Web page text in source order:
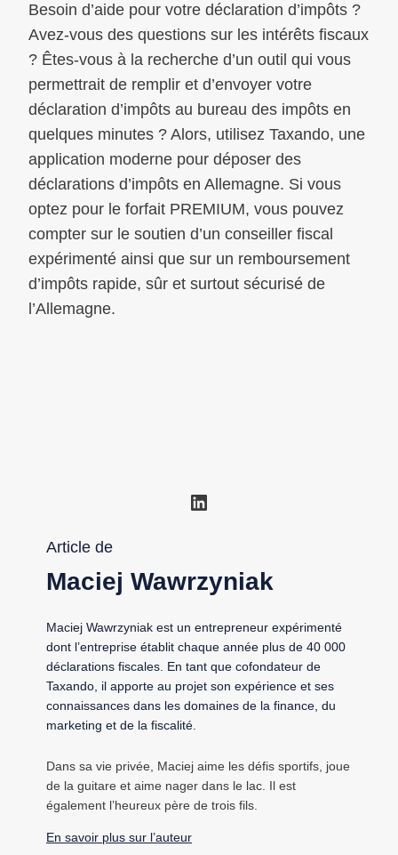
Besoin d’aide pour votre déclaration d’impôts ?
Avez-vous des questions sur les intérêts fiscaux
? Êtes-vous à la recherche d’un outil qui vous
permettrait de remplir et d’envoyer votre
déclaration d’impôts au bureau des impôts en
quelques minutes ? Alors, utilisez Taxando, une
application moderne pour déposer des
déclarations d’impôts en Allemagne. Si vous
optez pour le forfait PREMIUM, vous pouvez
compter sur le soutien d’un conseiller fiscal
expérimenté ainsi que sur un remboursement
d’impôts rapide, sûr et surtout sécurisé de
l’Allemagne.
LinkedIn
Article de
Maciej Wawrzyniak
Maciej Wawrzyniak est un entrepreneur expérimenté
dont l’entreprise établit chaque année plus de 40 000
déclarations fiscales. En tant que cofondateur de
Taxando, il apporte au projet son expérience et ses
connaissances dans les domaines de la finance, du
marketing et de la fiscalité.
Dans sa vie privée, Maciej aime les défis sportifs, joue
de la guitare et aime nager dans le lac. Il est
également l’heureux père de trois fils.
En savoir plus sur l’auteur